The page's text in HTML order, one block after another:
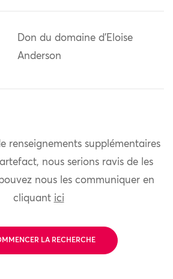
Don du domaine d'Eloise
Anderson
renseignements supplémentaires
nous serions ravis de les
nous les communiquer en
cliquant ici
LA RECHERCHE